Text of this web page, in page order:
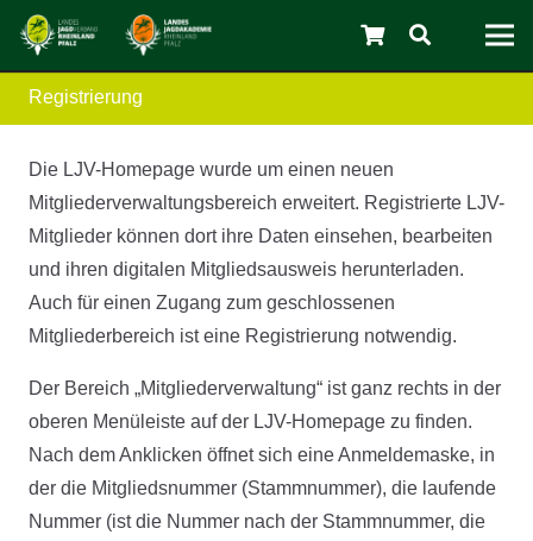
Registrierung
Die LJV-Homepage wurde um einen neuen
Mitgliederverwaltungsbereich erweitert. Registrierte LJV-
Mitglieder können dort ihre Daten einsehen, bearbeiten
und ihren digitalen Mitgliedsausweis herunterladen.
Auch für einen Zugang zum geschlossenen
Mitgliederbereich ist eine Registrierung notwendig.
Der Bereich „Mitgliederverwaltung“ ist ganz rechts in der
oberen Menüleiste auf der LJV-Homepage zu finden.
Nach dem Anklicken öffnet sich eine Anmeldemaske, in
der die Mitgliedsnummer (Stammnummer), die laufende
Nummer (ist die Nummer nach der Stammnummer, die